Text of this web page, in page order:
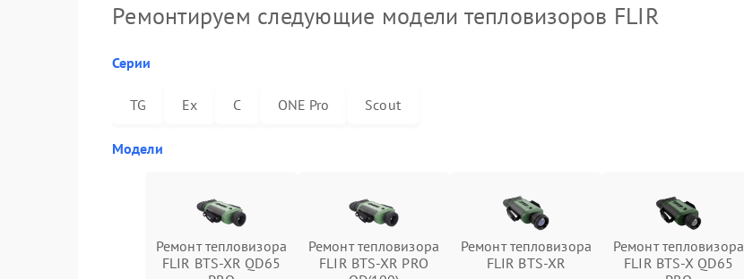
Ремонтируем следующие модели тепловизоров FLIR
Серии
TG Ex C ONE Pro Scout
Модели
Ремонт тепловизора
FLIR BTS-XR QD65
Ремонт тепловизора
FLIR BTS-XR PRO
Ремонт тепловизора
FLIR BTS-XR
Ремонт тепловизора
FLIR BTS-X QD65